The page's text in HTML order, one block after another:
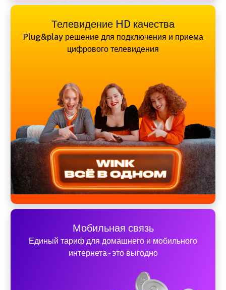
Телевидение HD качества
Plug&play решение для подключения и приема
цифрового телевидения
Мобильная связь
Единый тариф для домашнего и мобильного
интернета - это выгодно